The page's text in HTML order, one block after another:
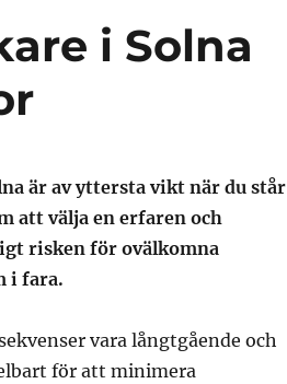
i Solna
är av yttersta vikt när du står
att välja en erfaren och
risken för ovälkomna
i fara.
vara långtgående och
för att minimera